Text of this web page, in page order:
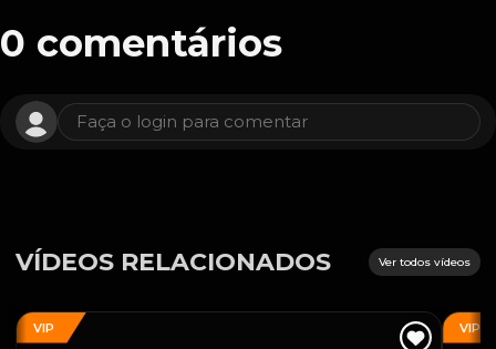
0 comentários
Faça o login para comentar
VÍDEOS RELACIONADOS Ver todos vídeos
VIP VIP